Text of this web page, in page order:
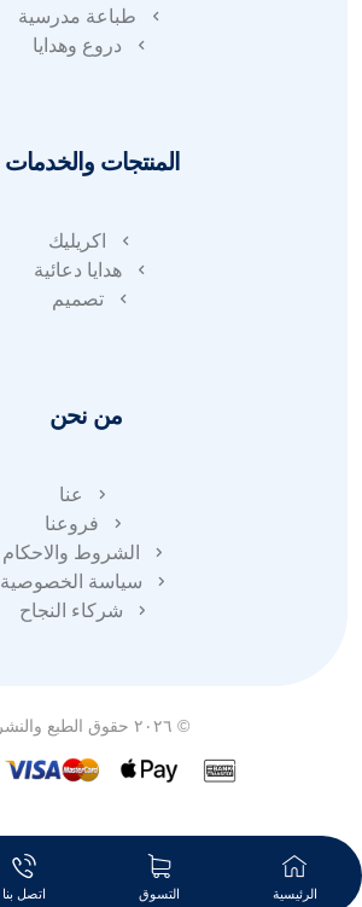
طباعة مدرسية
دروع وهدايا
المنتجات والخدمات
اكريليك
هدايا دعائية
تصميم
من نحن
عنا
فروعنا
الشروط والاحكام
سياسة الخصوصية
شركاء النجاح
© ٢٠٢٦ حقوق الطبع والنشر
الرئيسية التسوق اتصل بنا